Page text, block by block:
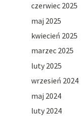
czerwiec 2025
maj 2025
kwiecień 2025
marzec 2025
luty 2025
wrzesień 2024
maj 2024
luty 2024